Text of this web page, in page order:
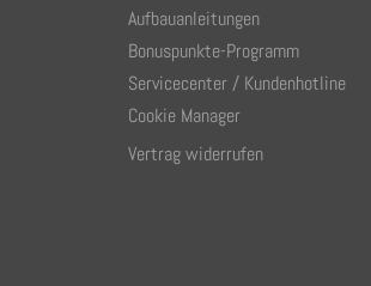
Aufbauanleitungen
Bonuspunkte-Programm
Servicecenter / Kundenhotline
Cookie Manager
Vertrag widerrufen